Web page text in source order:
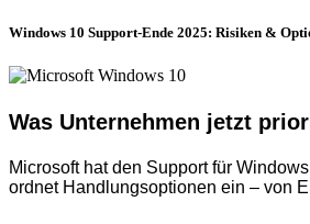
Windows 10 Support-Ende 2025: Risiken &
Was Unternehmen jetzt
Microsoft hat den Support für
ordnet Handlungsoptionen ein – von